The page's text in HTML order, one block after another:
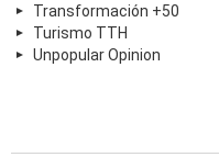
Transformación +50
Turismo TTH
Unpopular Opinion